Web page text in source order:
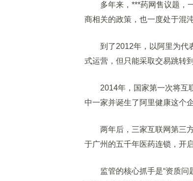
多年来，***药网售议题，一
商相关的政策，也一度处于混沌
到了2012年，以阿里为代表
式运营，但只能采取交易跳转
2014年，国家第一次将互联
中一家并诞生了阿里健康这个企
两年后，三家互联网第三方
于广州的五千年医药连锁，开
监管的核心抓手是“资质问